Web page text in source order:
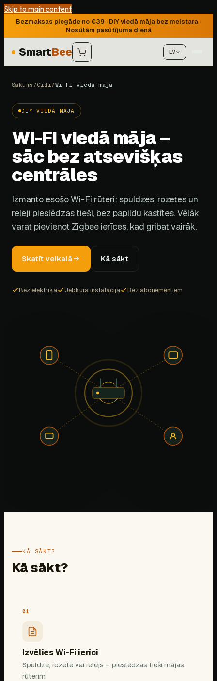
Skip to main content
Bezmaksas piegāde no €39 · DIY viedā māja bez meistara ·
Nosūtām pasūtījuma dienā
SmartBee LV
Sākums /Gidi /Wi-Fi viedā māja
DIY VIEDĀ MĀJA
Wi-Fi viedā māja –
sāc bez atsevišķas
centrāles
Izmanto esošo Wi-Fi rūteri: spuldzes, rozetes un
releji pieslēdzas tieši, bez papildu kastītes. Vēlāk
varat pievienot Zigbee ierīces, kad gribat vairāk.
Skatīt veikalā Kā sākt
Bez elektriķa Jebkura instalācija Bez abonementiem
KĀ SĀKT?
Kā sākt?
01
Izvēlies Wi-Fi ierīci
Spuldze, rozete vai relejs – pieslēdzas tieši mājas
rūterim.